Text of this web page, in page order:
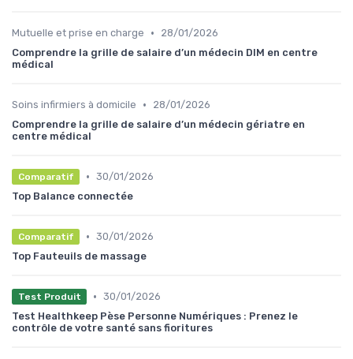
Mutuelle et prise en charge •
28/01/2026
Comprendre la grille de salaire d’un médecin DIM en centre
médical
Soins infirmiers à domicile •
28/01/2026
Comprendre la grille de salaire d’un médecin gériatre en
centre médical
Comparatif • 30/01/2026
Top Balance connectée
Comparatif • 30/01/2026
Top Fauteuils de massage
Test Produit • 30/01/2026
Test Healthkeep Pèse Personne Numériques : Prenez le
contrôle de votre santé sans fioritures